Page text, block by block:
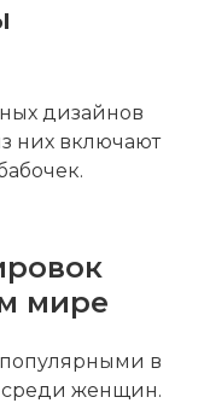
дизайнов
них включают
мире
в
женщин.